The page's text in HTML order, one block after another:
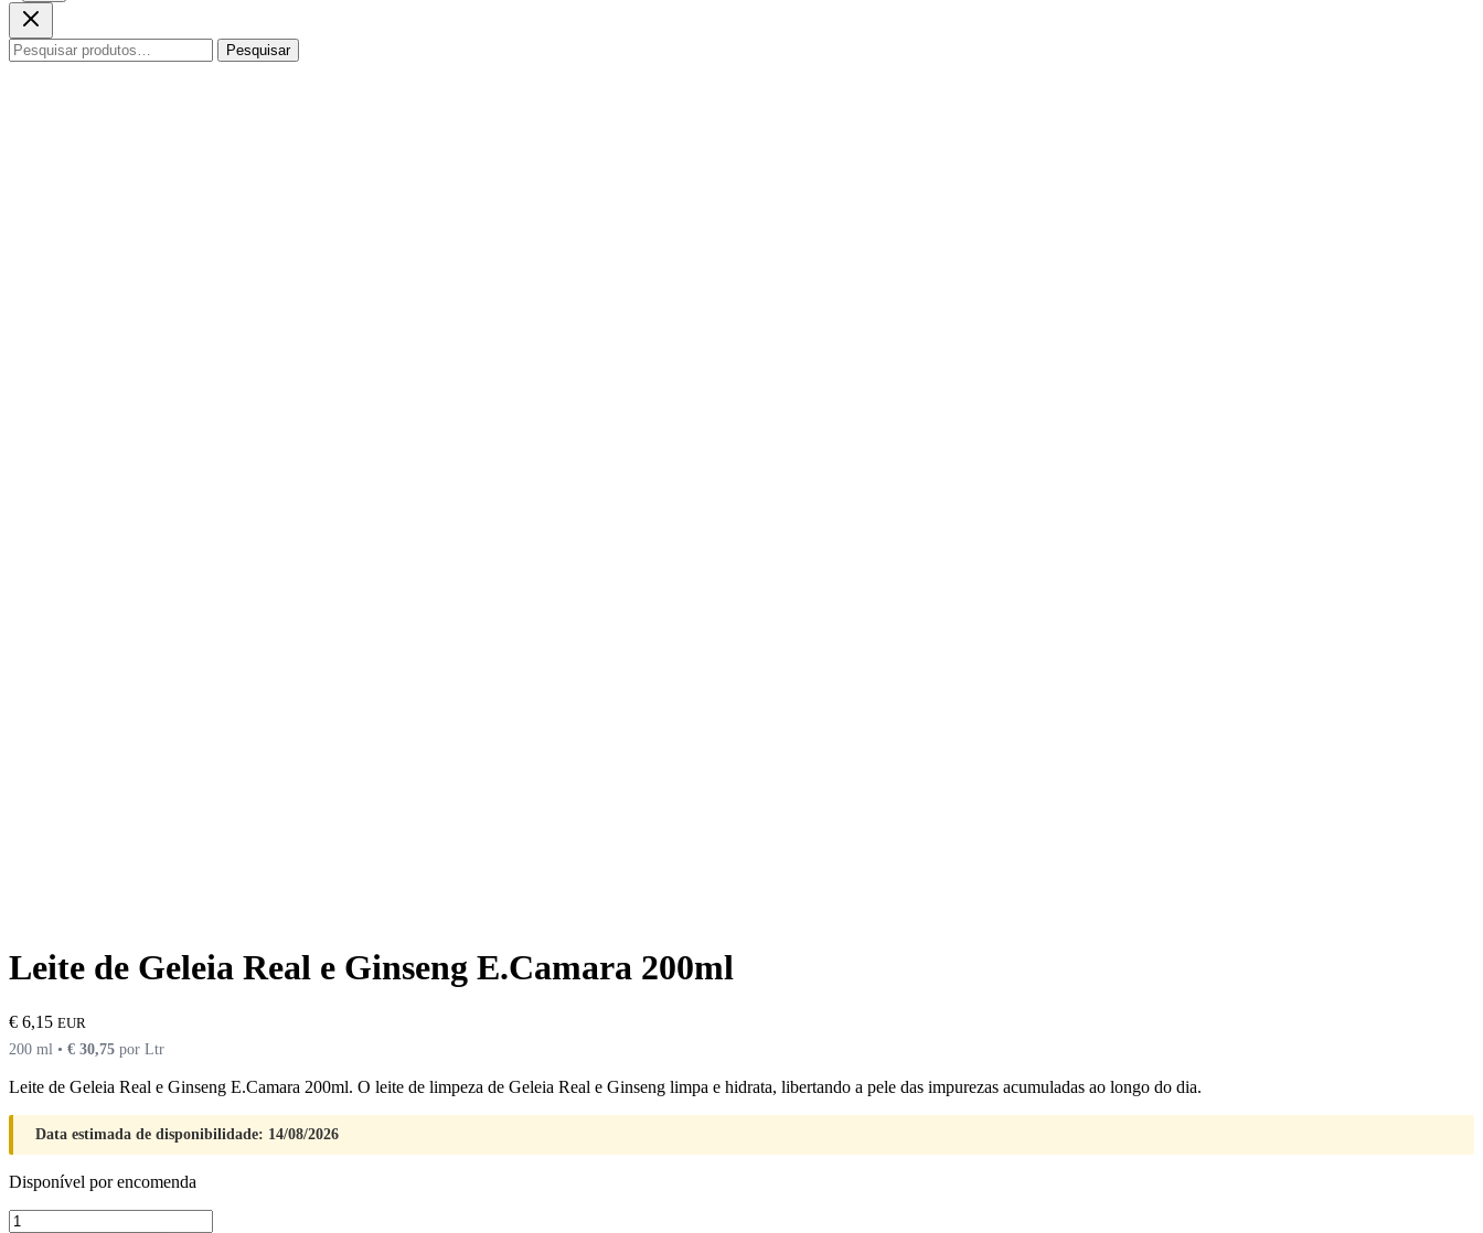
Pesquisar
Leite de Geleia Real e Ginseng E.Camara 200ml
€ 6,15 EUR
200 ml • € 30,75 por Ltr
Leite de Geleia Real e Ginseng E.Camara 200ml. O leite de limpeza de Geleia Real e Ginseng limpa e hidrata, libertando a pele das impurezas acumuladas ao longo do dia.
Data estimada de disponibilidade: 14/08/2026
Disponível por encomenda
Quantidade